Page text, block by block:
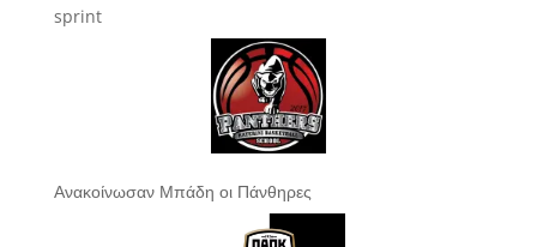
sprint
Ανακοίνωσαν Μπάδη οι Πάνθηρες